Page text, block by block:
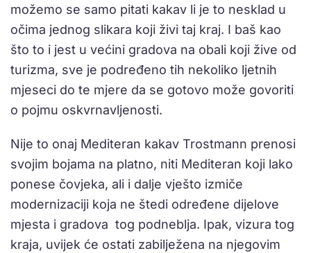
možemo se samo pitati kakav li je to nesklad u
očima jednog slikara koji živi taj kraj. I baš kao
što to i jest u većini gradova na obali koji žive od
turizma, sve je podređeno tih nekoliko ljetnih
mjeseci do te mjere da se gotovo može govoriti
o pojmu oskvrnavljenosti.
Nije to onaj Mediteran kakav Trostmann prenosi
svojim bojama na platno, niti Mediteran koji lako
ponese čovjeka, ali i dalje vješto izmiče
modernizaciji koja ne štedi određene dijelove
mjesta i gradova tog podneblja. Ipak, vizura tog
kraja, uvijek će ostati zabilježena na njegovim